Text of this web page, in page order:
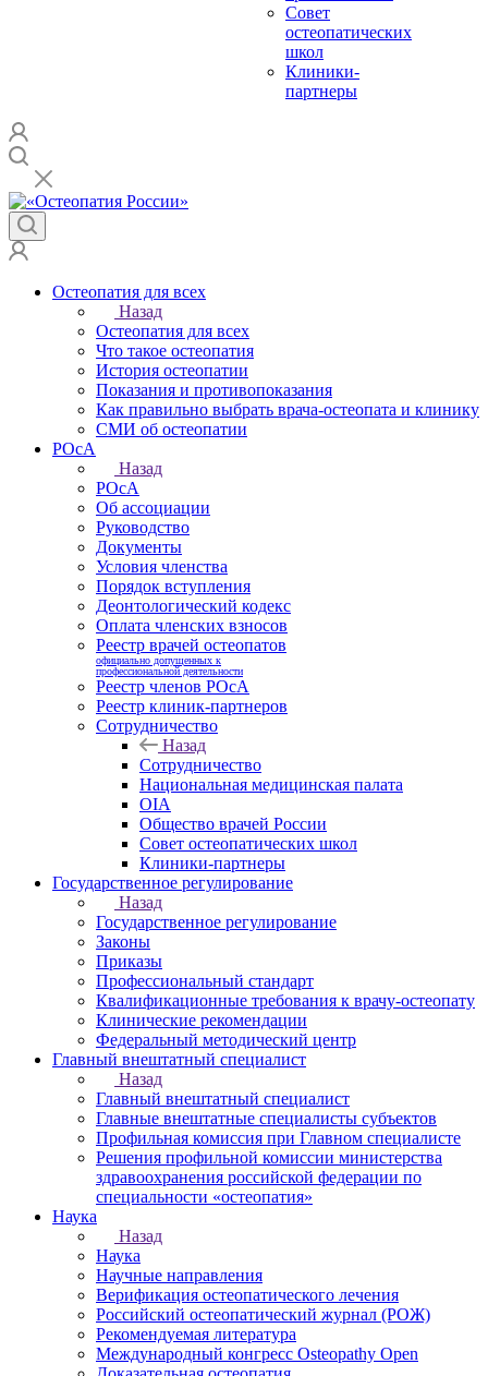
Совет
остеопатических
школ
Клиники-
партнеры
Остеопатия для всех
Назад
Остеопатия для всех
Что такое остеопатия
История остеопатии
Показания и противопоказания
Как правильно выбрать врача-остеопата и клинику
СМИ об остеопатии
РОсА
Назад
РОсА
Об ассоциации
Руководство
Документы
Условия членства
Порядок вступления
Деонтологический кодекс
Оплата членских взносов
Реестр врачей остеопатов
официально допущенных к
профессиональной деятельности
Реестр членов РОсА
Реестр клиник-партнеров
Сотрудничество
Назад
Сотрудничество
Национальная медицинская палата
OIA
Общество врачей России
Совет остеопатических школ
Клиники-партнеры
Государственное регулирование
Назад
Государственное регулирование
Законы
Приказы
Профессиональный стандарт
Квалификационные требования к врачу-остеопату
Клинические рекомендации
Федеральный методический центр
Главный внештатный специалист
Назад
Главный внештатный специалист
Главные внештатные специалисты субъектов
Профильная комиссия при Главном специалисте
Решения профильной комиссии министерства
здравоохранения российской федерации по
специальности «остеопатия»
Наука
Назад
Наука
Научные направления
Верификация остеопатического лечения
Российский остеопатический журнал (РОЖ)
Рекомендуемая литература
Международный конгресс Osteopathy Open